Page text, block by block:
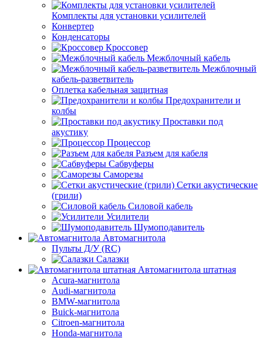
Комплекты для установки усилителей
Конвертер
Конденсаторы
Кроссовер
Межблочный кабель
Межблочный
кабель-разветвитель
Оплетка кабельная защитная
Предохранители и
колбы
Проставки под
акустику
Процессор
Разъем для кабеля
Сабвуферы
Саморезы
Сетки акустические
(грили)
Силовой кабель
Усилители
Шумоподавитель
Автомагнитола
Пульты Д/У (RC)
Салазки
Автомагнитола штатная
Acura-магнитола
Audi-магнитола
BMW-магнитола
Buick-магнитола
Citroen-магнитола
Honda-магнитола